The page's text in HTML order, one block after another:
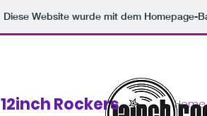
Diese Website wurde mit dem Homepage-
12inch Rockers Home